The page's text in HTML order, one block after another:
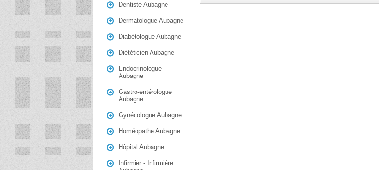
Dentiste Aubagne
Dermatologue Aubagne
Diabétologue Aubagne
Diététicien Aubagne
Endocrinologue
Aubagne
Gastro-entérologue
Aubagne
Gynécologue Aubagne
Homéopathe Aubagne
Hôpital Aubagne
Infirmier - Infirmière